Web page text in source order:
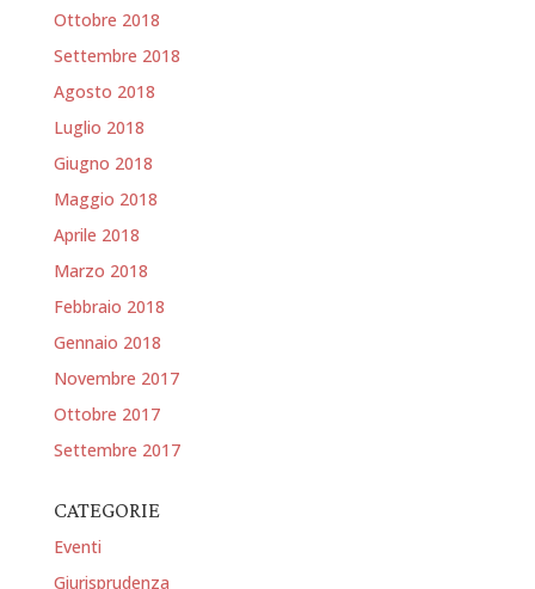
Ottobre 2018
Settembre 2018
Agosto 2018
Luglio 2018
Giugno 2018
Maggio 2018
Aprile 2018
Marzo 2018
Febbraio 2018
Gennaio 2018
Novembre 2017
Ottobre 2017
Settembre 2017
CATEGORIE
Eventi
Giurisprudenza